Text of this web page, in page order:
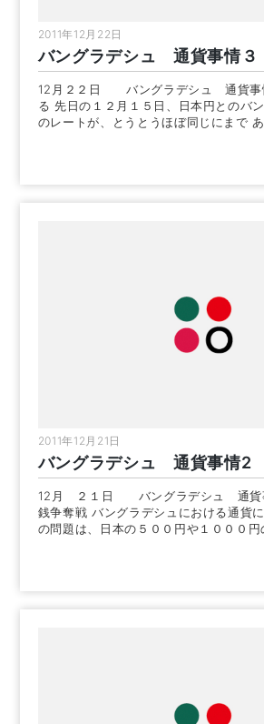
2011年12月22日
バングラデシュ 通貨事情
12月２２日 バングラデシュ 通貨
る 先日の１２月１５日、日本円とのバ
のレートが、とうとうほぼ同じにまで
2011年12月21日
バングラデシュ 通貨事情2
12月 ２１日 バングラデシュ
銭争奪戦 バングラデシュにおける通貨
の問題は、日本の５００円や１０００